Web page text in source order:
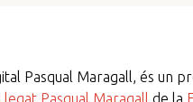
Pasqual Maragall, és un
Pasqual Maragall de la